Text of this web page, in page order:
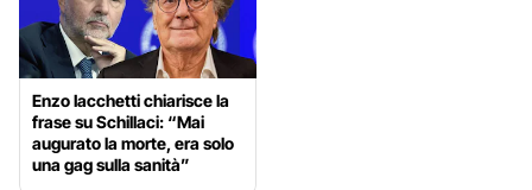
Enzo Iacchetti chiarisce la
frase su Schillaci: “Mai
augurato la morte, era solo
una gag sulla sanità”